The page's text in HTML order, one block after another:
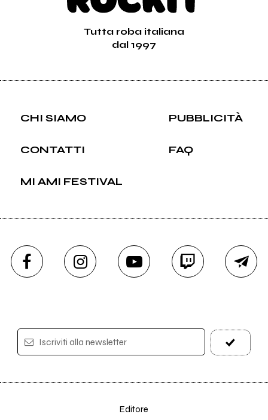
Tutta roba italiana
dal 1997
CHI SIAMO PUBBLICITÀ
CONTATTI FAQ
MI AMI FESTIVAL
Iscriviti alla newsletter
Editore